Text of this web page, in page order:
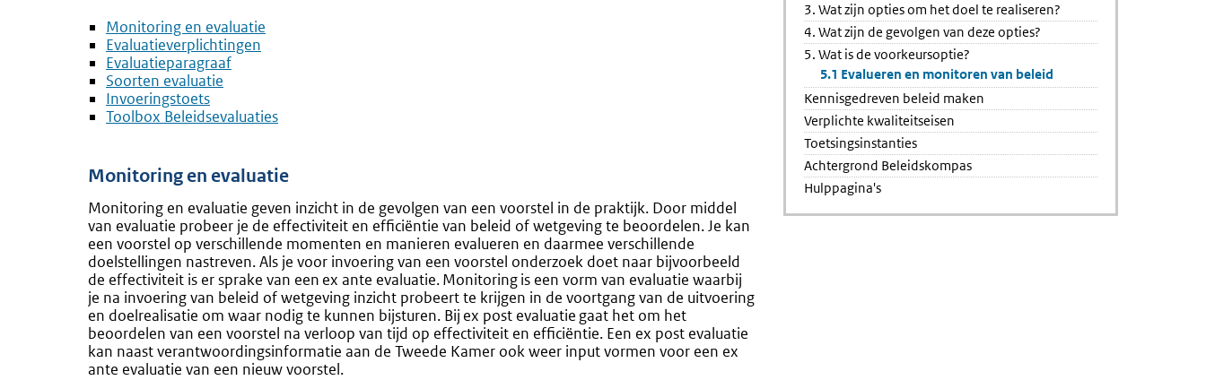
Monitoring en evaluatie
Evaluatieverplichtingen
Evaluatieparagraaf
Soorten evaluatie
Invoeringstoets
Toolbox Beleidsevaluaties
Monitoring en evaluatie
Monitoring en evaluatie geven inzicht in de gevolgen van een voorstel in de praktijk. Door middel
van evaluatie probeer je de effectiviteit en efficiëntie van beleid of wetgeving te beoordelen. Je kan
een voorstel op verschillende momenten en manieren evalueren en daarmee verschillende
doelstellingen nastreven. Als je voor invoering van een voorstel onderzoek doet naar bijvoorbeeld
de effectiviteit is er sprake van een ex ante evaluatie. Monitoring is een vorm van evaluatie waarbij
je na invoering van beleid of wetgeving inzicht probeert te krijgen in de voortgang van de uitvoering
en doelrealisatie om waar nodig te kunnen bijsturen. Bij ex post evaluatie gaat het om het
beoordelen van een voorstel na verloop van tijd op effectiviteit en efficiëntie. Een ex post evaluatie
kan naast verantwoordingsinformatie aan de Tweede Kamer ook weer input vormen voor een ex
ante evaluatie van een nieuw voorstel.
3. Wat zijn opties om het doel te realiseren?
4. Wat zijn de gevolgen van deze opties?
5. Wat is de voorkeursoptie?
5.1 Evalueren en monitoren van beleid
Kennisgedreven beleid maken
Verplichte kwaliteitseisen
Toetsingsinstanties
Achtergrond Beleidskompas
Hulppagina's